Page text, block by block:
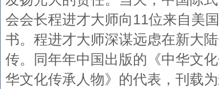
会会长程进才大师向11位来自美
书。程进才大师深谋远虑在新大
传。同年年中国出版的《中华文
华文化传承人物》的代表，刊载